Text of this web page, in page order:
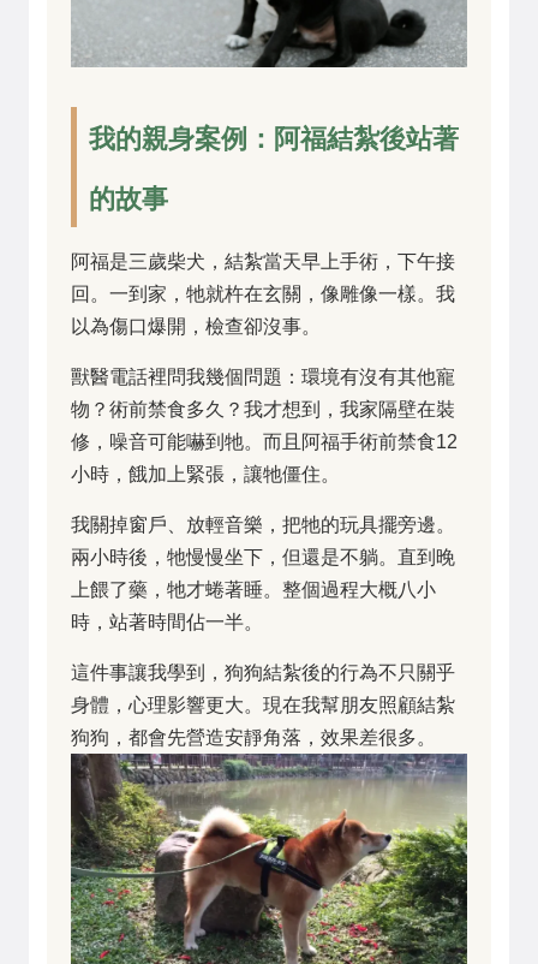
我的親身案例：阿福結紮後站著
的故事
阿福是三歲柴犬，結紮當天早上手術，下午接
回。一到家，牠就杵在玄關，像雕像一樣。我
以為傷口爆開，檢查卻沒事。
獸醫電話裡問我幾個問題：環境有沒有其他寵
物？術前禁食多久？我才想到，我家隔壁在裝
修，噪音可能嚇到牠。而且阿福手術前禁食12
小時，餓加上緊張，讓牠僵住。
我關掉窗戶、放輕音樂，把牠的玩具擺旁邊。
兩小時後，牠慢慢坐下，但還是不躺。直到晚
上餵了藥，牠才蜷著睡。整個過程大概八小
時，站著時間佔一半。
這件事讓我學到，狗狗結紮後的行為不只關乎
身體，心理影響更大。現在我幫朋友照顧結紮
狗狗，都會先營造安靜角落，效果差很多。